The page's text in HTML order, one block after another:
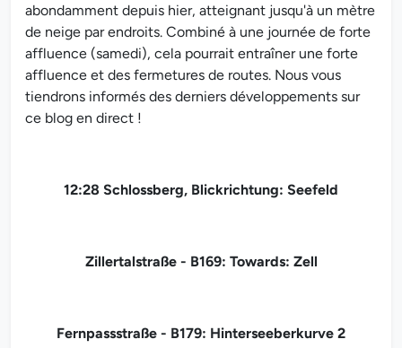
abondamment depuis hier, atteignant jusqu'à un mètre
de neige par endroits. Combiné à une journée de forte
affluence (samedi), cela pourrait entraîner une forte
affluence et des fermetures de routes. Nous vous
tiendrons informés des derniers développements sur
ce blog en direct !
12:28 Schlossberg, Blickrichtung: Seefeld
Zillertalstraße - B169: Towards: Zell
Fernpassstraße - B179: Hinterseeberkurve 2